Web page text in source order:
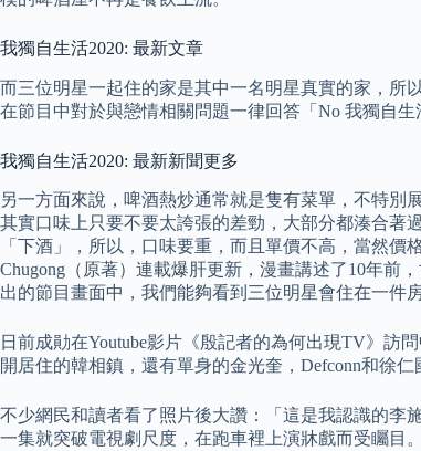
我獨自生活2020: 最新文章
而三位明星一起住的家是其中一名明星真實的家，所
在節目中對於與戀情相關問題一律回答「No 我獨自生
我獨自生活2020: 最新新聞更多
另一方面來說，啤酒熱炒通常就是隻有菜單，不特別
其實口味上只要不要太誇張的差勁，大部分都湊合著
「下酒」，所以，口味要重，而且單價不高，當然
Chugong（原著）連載爆肝更新，漫畫講述了10年前
出的節目畫面中，我們能夠看到三位明星會住在一件
日前成勛在Youtube影片《殷記者的為何出現TV》訪
開居住的韓相鎮，還有單身的金光奎，Defconn和徐
不少網民和讀者看了照片後大讚：「這是我認識的李
一集就突破電視劇尺度，在跑車裡上演牀戲而受矚目